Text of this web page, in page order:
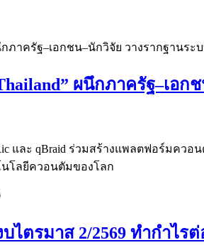
ผนึกภาครัฐ–เอ
และ qBraid ร่วมสร้างแพลตฟอร์มคว
นโลยีควอนตัมของโลก
ไตรมาส 2/2569 ทำกำไ